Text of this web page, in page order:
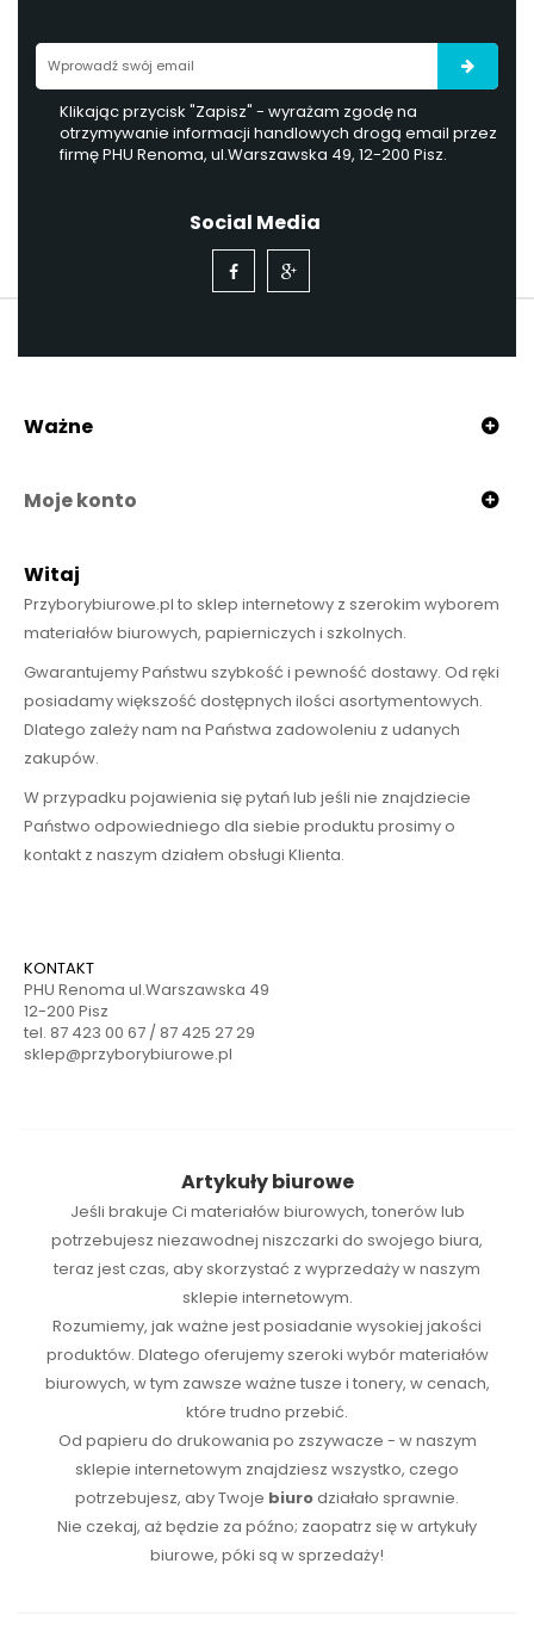
Klikając przycisk "Zapisz" - wyrażam zgodę na
otrzymywanie informacji handlowych drogą email przez
firmę PHU Renoma, ul.Warszawska 49, 12-200 Pisz.
Social Media
Ważne
Moje konto
Witaj
Przyborybiurowe.pl to sklep internetowy z szerokim wyborem
materiałów biurowych, papierniczych i szkolnych.
Gwarantujemy Państwu szybkość i pewność dostawy. Od ręki
posiadamy większość dostępnych ilości asortymentowych.
Dlatego zależy nam na Państwa zadowoleniu z udanych
zakupów.
W przypadku pojawienia się pytań lub jeśli nie znajdziecie
Państwo odpowiedniego dla siebie produktu prosimy o
kontakt z naszym działem obsługi Klienta.
KONTAKT
PHU Renoma ul.Warszawska 49
12-200 Pisz
tel. 87 423 00 67 / 87 425 27 29
sklep@przyborybiurowe.pl
Artykuły biurowe
Jeśli brakuje Ci materiałów biurowych, tonerówlub
potrzebujesz niezawodnej niszczarki do swojego biura,
teraz jest czas, aby skorzystać z wyprzedaży w naszym
sklepie internetowym.
Rozumiemy, jak ważne jest posiadanie wysokiej jakości
produktów. Dlatego oferujemy szeroki wybór materiałów
biurowych, w tym zawsze ważne tusze i tonery, w cenach,
które trudno przebić.
Od papieru do drukowania po zszywacze - w naszym
sklepie internetowym znajdziesz wszystko, czego
potrzebujesz, aby Twoje biurodziałało sprawnie.
Nie czekaj, aż będzie za późno; zaopatrz się w artykuły
biurowe, póki są w sprzedaży!